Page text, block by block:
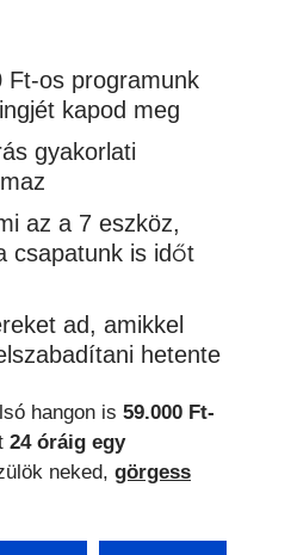
Ft-os programunk
kapod meg
gyakorlati
az a 7 eszköz,
csapatunk is időt
ad, amikkel
hetente
hangon is 59.000 Ft-
24 óráig egy
neked, görgess